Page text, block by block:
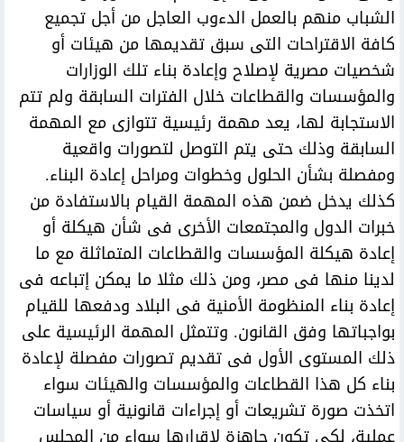
الشباب منهم بالعمل الدءوب العاجل من أجل تجميع
كافة الاقتراحات التى سبق تقديمها من هيئات أو
شخصيات مصرية لإصلاح وإعادة بناء تلك الوزارات
والمؤسسات والقطاعات خلال الفترات السابقة ولم تتم
الاستجابة لها، يعد مهمة رئيسية تتوازى مع المهمة
السابقة وذلك حتى يتم التوصل لتصورات واقعية
ومفصلة بشأن الحلول وخطوات ومراحل إعادة البناء.
كذلك يدخل ضمن هذه المهمة القيام بالاستفادة من
خبرات الدول والمجتمعات الأخرى فى شأن هيكلة أو
إعادة هيكلة المؤسسات والقطاعات المتماثلة مع ما
لدينا منها فى مصر، ومن ذلك مثلا ما يمكن إتباعه فى
إعادة بناء المنظومة الأمنية فى البلاد ودفعها للقيام
بواجباتها وفق القانون. وتتمثل المهمة الرئيسية على
ذلك المستوى الأول فى تقديم تصورات مفصلة لإعادة
بناء كل هذا القطاعات والمؤسسات والهيئات سواء
اتخذت صورة تشريعات أو إجراءات قانونية أو سياسات